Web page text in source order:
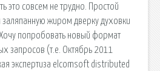
это совсем не трудно. Простой
жиром дверку духовки
попробовать новый формат
запросов (т.е. Октябрь 2011
экспертиза elcomsoft distributed